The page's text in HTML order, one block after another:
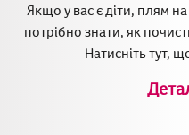
Якщо у вас є діти, плям
потрібно знати, як
Натисніть тут,